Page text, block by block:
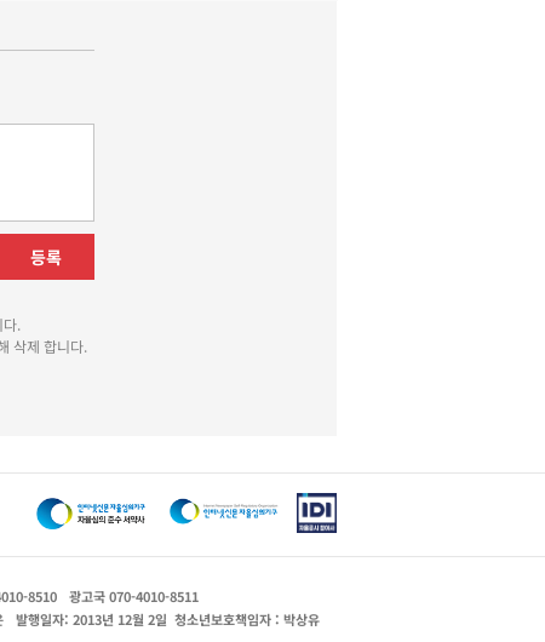
등록
.
삭제 합니다.
8510
광고국 070-4010-8511
발행일자: 2013년 12월 2일 청소년보호책임자 : 박상유